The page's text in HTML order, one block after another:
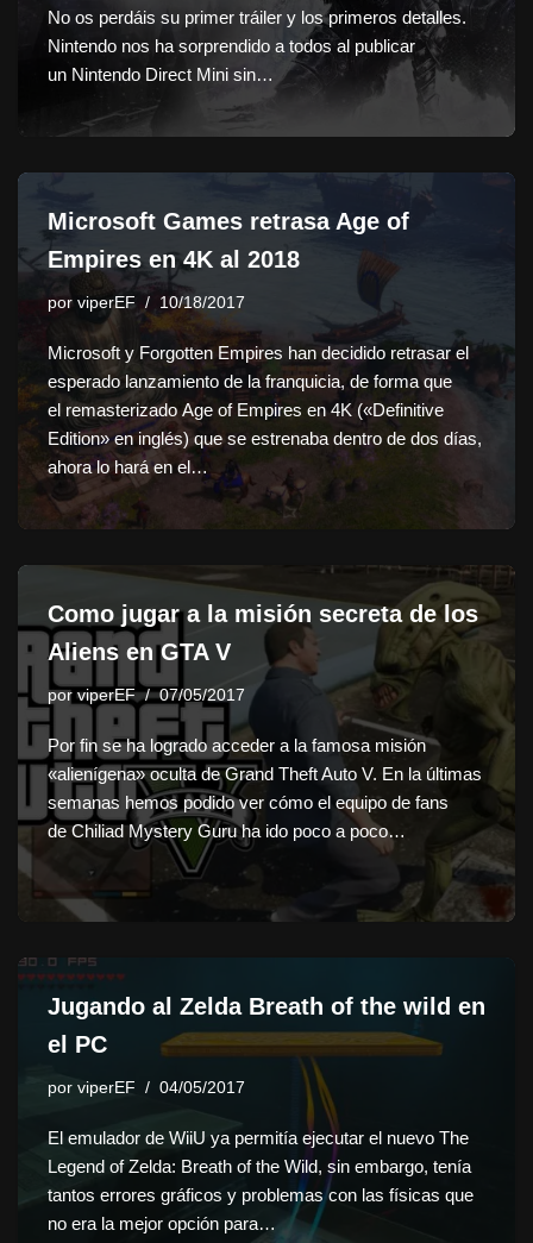
No os perdáis su primer tráiler y los primeros detalles.
Nintendo nos ha sorprendido a todos al publicar
un Nintendo Direct Mini sin…
Microsoft Games retrasa Age of
Empires en 4K al 2018
por viperEF 10/18/2017
Microsoft y Forgotten Empires han decidido retrasar el
esperado lanzamiento de la franquicia, de forma que
el remasterizado Age of Empires en 4K («Definitive
Edition» en inglés) que se estrenaba dentro de dos días,
ahora lo hará en el…
Como jugar a la misión secreta de los
Aliens en GTA V
porviperEF 07/05/2017
Por fin se ha logrado acceder a la famosa misión
«alienígena» oculta de Grand Theft Auto V. En la últimas
semanas hemos podido ver cómo el equipo de fans
de Chiliad Mystery Guru ha ido poco a poco…
Jugando al Zelda Breath of the wild en
el PC
por viperEF 04/05/2017
El emulador de WiiU ya permitía ejecutar el nuevo The
Legend of Zelda: Breath of the Wild, sin embargo, tenía
tantos errores gráficos y problemas con las físicas que
no era la mejor opción para…